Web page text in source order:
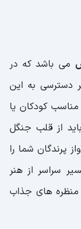
می باشد که در
دسترسی به این
مناسب کودکان یا
از قلب جنگل
پرندگان شما را
سراسر از هنر
های جذاب